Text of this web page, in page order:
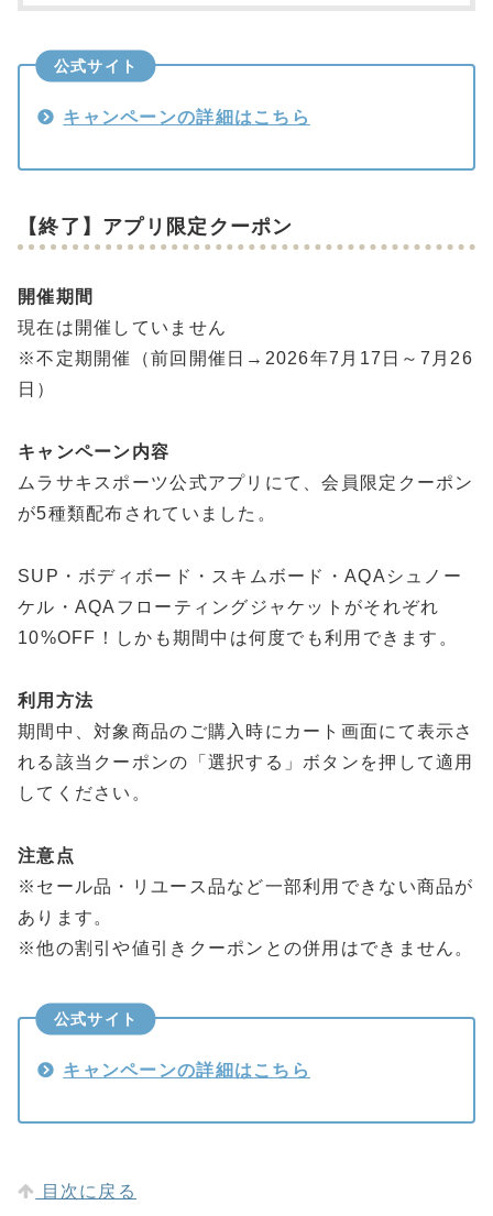
公式サイト
キャンペーンの詳細はこちら
【終了】アプリ限定クーポン
開催期間
現在は開催していません
※不定期開催（前回開催日→2026年7月17日～7月26
日）
キャンペーン内容
ムラサキスポーツ公式アプリにて、会員限定クーポン
が5種類配布されていました。
SUP・ボディボード・スキムボード・AQAシュノー
ケル・AQAフローティングジャケットがそれぞれ
10%OFF！しかも期間中は何度でも利用できます。
利用方法
期間中、対象商品のご購入時にカート画面にて表示さ
れる該当クーポンの「選択する」ボタンを押して適用
してください。
注意点
※セール品・リユース品など一部利用できない商品が
あります。
※他の割引や値引きクーポンとの併用はできません。
公式サイト
キャンペーンの詳細はこちら
目次に戻る